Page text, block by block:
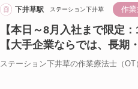
下井草駅 ステーション下井草 作業
【本日～8月入社まで限定
【大手企業ならでは、長期
ステーション下井草の作業療法士（OT